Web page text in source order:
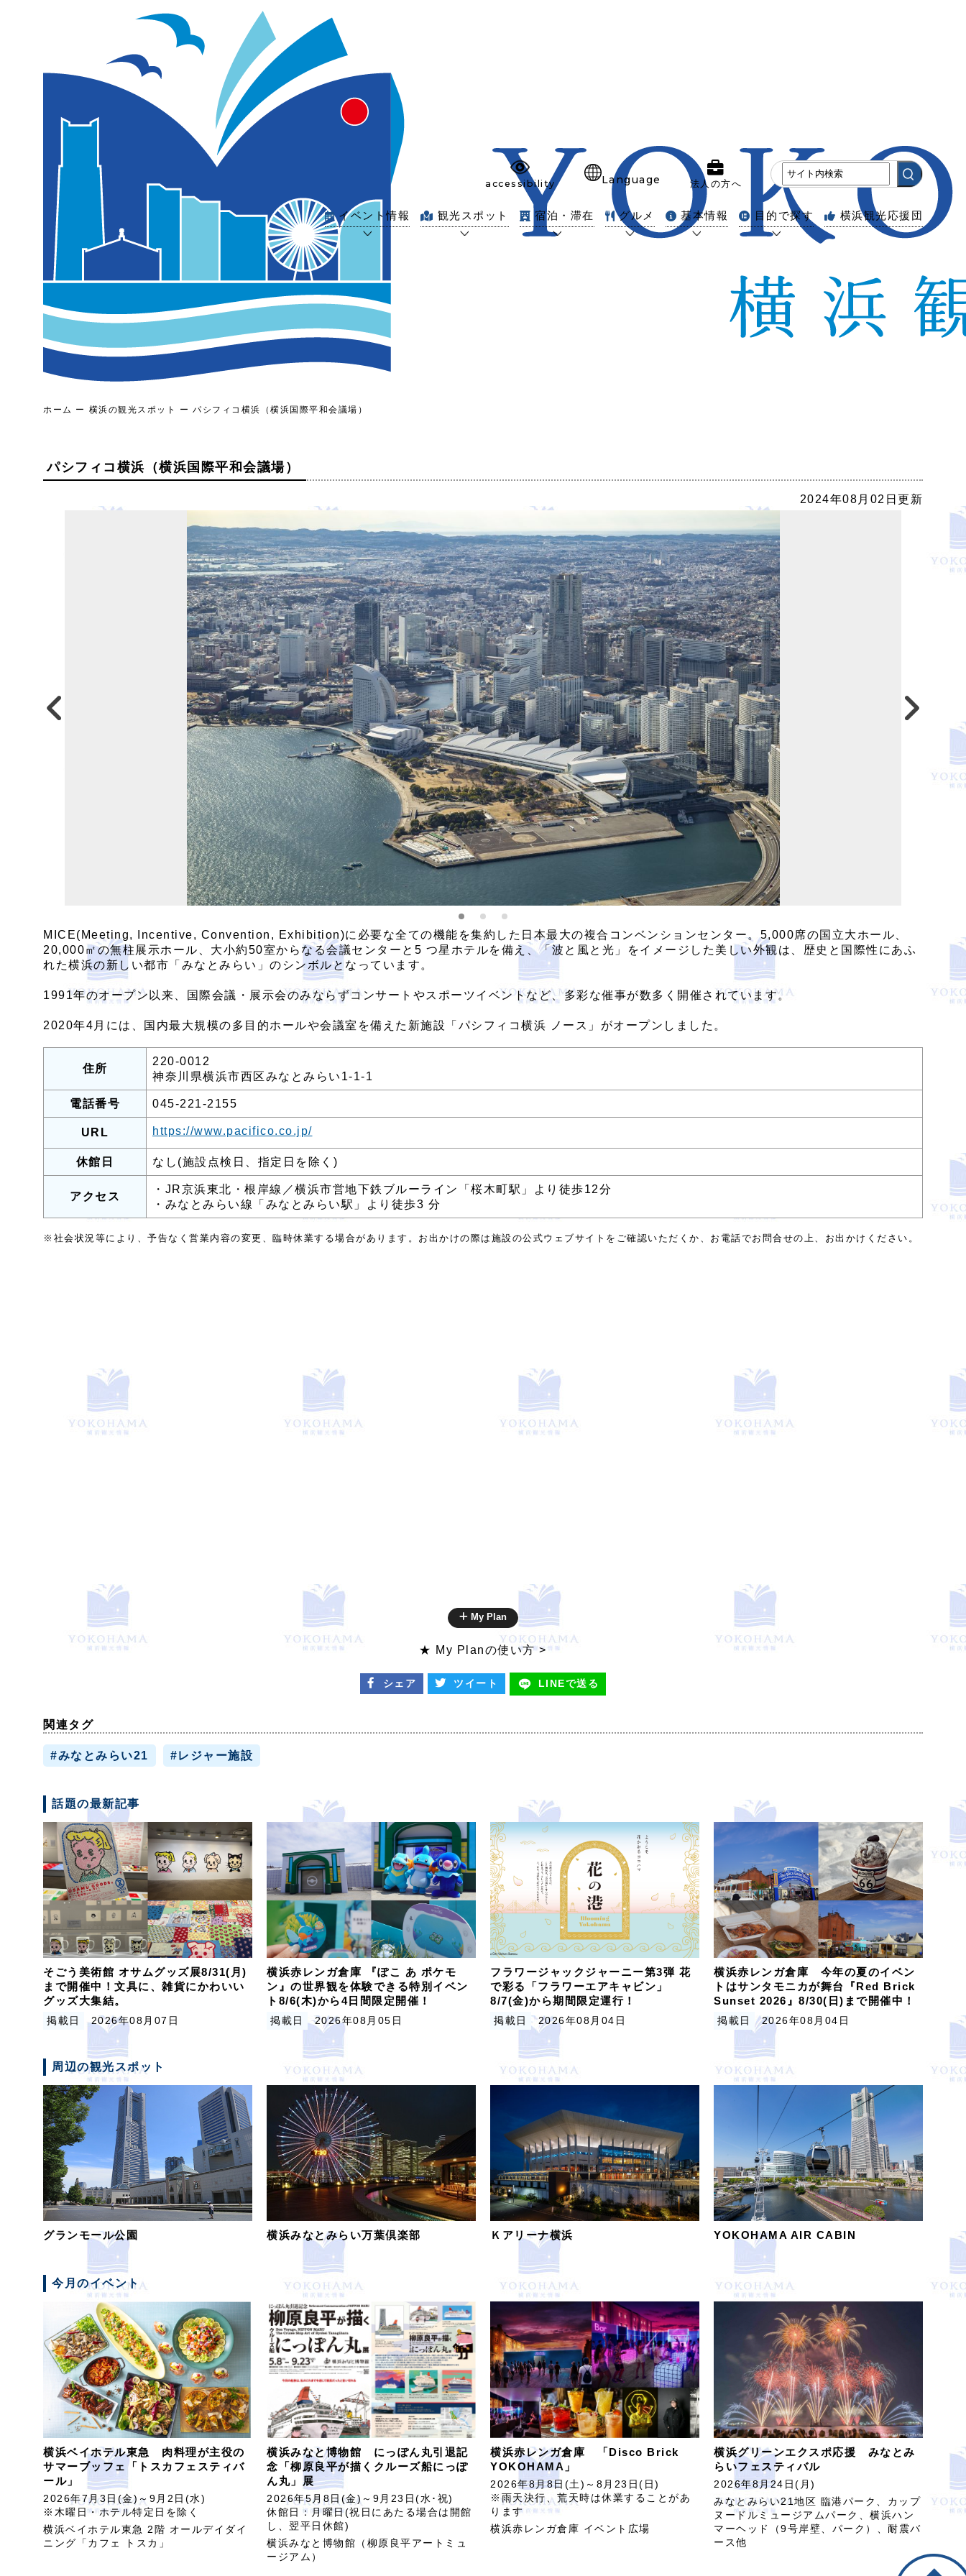
accessibility
Language
法人の方へ
イベント情報 観光スポット 宿泊・滞在 グルメ 基本情報 目的で探す 横浜観光応援団
ホーム 横浜の観光スポット パシフィコ横浜（横浜国際平和会議場）
パシフィコ横浜（横浜国際平和会議場）
2024年08月02日更新
MICE(Meeting, Incentive, Convention, Exhibition)に必要な全ての機能を集約した日本最大の複合コンベンションセンター。5,000席の国立大ホール、
20,000㎡の無柱展示ホール、大小約50室からなる会議センターと5 つ星ホテルを備え、「波と風と光」をイメージした美しい外観は、歴史と国際性にあふ
れた横浜の新しい都市「みなとみらい」のシンボルとなっています。
1991年のオープン以来、国際会議・展示会のみならずコンサートやスポーツイベントなど、多彩な催事が数多く開催されています。
2020年4月には、国内最大規模の多目的ホールや会議室を備えた新施設「パシフィコ横浜 ノース」がオープンしました。
住所
220-0012
神奈川県横浜市西区みなとみらい1-1-1
電話番号 045-221-2155
URL https://www.pacifico.co.jp/
休館日 なし(施設点検日、指定日を除く)
アクセス
・JR京浜東北・根岸線／横浜市営地下鉄ブルーライン「桜木町駅」より徒歩12分
・みなとみらい線「みなとみらい駅」より徒歩3 分
※社会状況等により、予告なく営業内容の変更、臨時休業する場合があります。お出かけの際は施設の公式ウェブサイトをご確認いただくか、お電話でお問合せの上、お出かけください。
My Plan
★ My Planの使い方 >
シェア ツイート LINEで送る
関連タグ
#みなとみらい21 #レジャー施設
話題の最新記事
そごう美術館 オサムグッズ展8/31(月)
まで開催中！文具に、雑貨にかわいい
グッズ大集結。
掲載日 2026年08月07日
横浜赤レンガ倉庫 『ぽこ あ ポケモ
ン』の世界観を体験できる特別イベン
ト8/6(木)から4日間限定開催！
掲載日 2026年08月05日
フラワージャックジャーニー第3弾 花
で彩る「フラワーエアキャビン」
8/7(金)から期間限定運行！
掲載日 2026年08月04日
横浜赤レンガ倉庫 今年の夏のイベン
トはサンタモニカが舞台『Red Brick
Sunset 2026』8/30(日)まで開催中！
掲載日 2026年08月04日
周辺の観光スポット
グランモール公園 横浜みなとみらい万葉倶楽部 Ｋアリーナ横浜 YOKOHAMA AIR CABIN
今月のイベント
横浜ベイホテル東急 肉料理が主役の
サマーブッフェ「トスカフェスティバ
ール」
2026年7月3日(金)～9月2日(水)
※木曜日・ホテル特定日を除く
横浜ベイホテル東急 2階 オールデイダイ
ニング「カフェ トスカ」
横浜みなと博物館 にっぽん丸引退記
念「柳原良平が描くクルーズ船にっぽ
ん丸」展
2026年5月8日(金)～9月23日(水･祝)
休館日：月曜日(祝日にあたる場合は開館
し、翌平日休館)
横浜みなと博物館（柳原良平アートミュ
ージアム）
横浜赤レンガ倉庫 「Disco Brick
YOKOHAMA」
2026年8月8日(土)～8月23日(日)
※雨天決行、荒天時は休業することがあ
ります
横浜赤レンガ倉庫 イベント広場
横浜グリーンエクスポ応援 みなとみ
らいフェスティバル
2026年8月24日(月)
みなとみらい21地区 臨港パーク、カップ
ヌードルミュージアムパーク、横浜ハン
マーヘッド（9号岸壁、パーク）、耐震バ
ース他